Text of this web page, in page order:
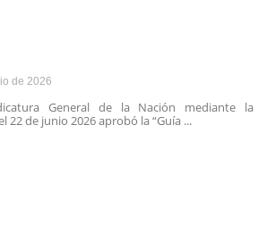
de 2026
General de la Nación mediante la
22 de junio 2026 aprobó la “Guía ...